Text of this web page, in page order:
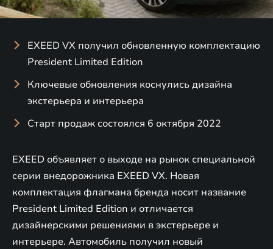
EXEED VX получил обновленную комплектацию
President Limited Edition
Ключевые обновления коснулись дизайна
экстерьера и интерьера
Старт продаж состоялся 6 октября 2022
EXEED объявляет о выходе на рынок специальной
серии внедорожника EXEED VX. Новая
комплектация флагмана бренда носит название
President Limited Edition и отличается
дизайнерскими решениями в экстерьере и
интерьере. Автомобиль получил новый